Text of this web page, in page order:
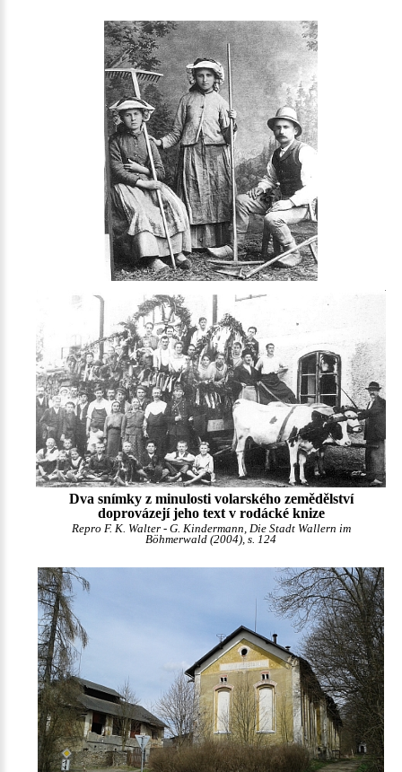
Dva snímky z minulosti volarského zemědělství
doprovázejí jeho text v rodácké knize
Repro F. K. Walter - G. Kindermann, Die Stadt Wallern im
Böhmerwald (2004), s. 124